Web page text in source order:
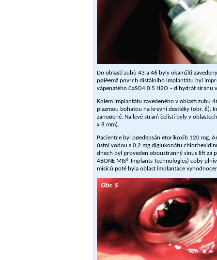
Do oblasti zubù 43 a 46 byly okamžitì
pøièemž povrch distálního implantátu byl
vápenatého CaSO4 0.5 H2O – dihydrát síranu
Kolem implantátu zavedeného v oblasti zubu
plazmou bohatou na krevní destièky (obr. 6).
zanoøené. Na levé stranì èelisti byly v
x 8 mm).
Pacientce byl pøedepsán etorikoxib 120 mg,
ústní vodou s 0,2 mg diglukonátu
dnech byl proveden oboustranný sinus lift za
4BONE MIS® Implants Technologies) coby
mìsícù poté byla oblast implantace